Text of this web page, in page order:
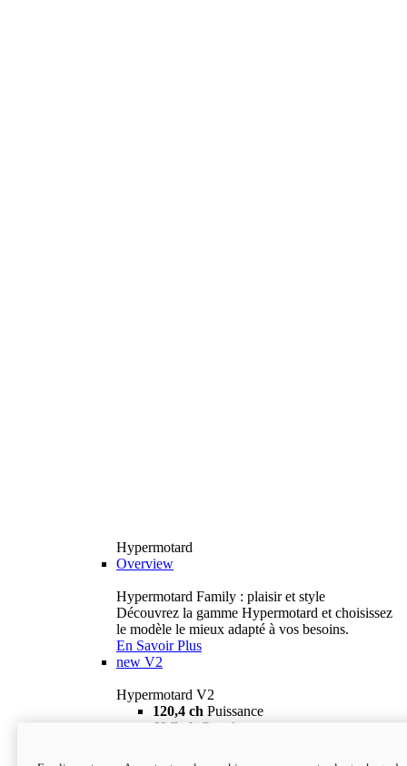
Hypermotard
Overview
Hypermotard Family : plaisir et style
Découvrez la gamme Hypermotard et choisissez
le modèle le mieux adapté à vos besoins.
En Savoir Plus
new V2
Hypermotard V2
120,4 ch Puissance
69 lb-ft
Couple
18 895 $